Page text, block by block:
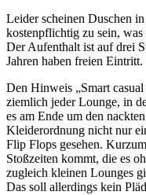
Leider scheinen Duschen
kostenpflichtig zu sein,
Der Aufenthalt ist auf drei
Jahren haben freien Eintritt.
Den Hinweis „Smart
ziemlich jeder Lounge, in
es am Ende um den
Kleiderordnung nicht nur
Flip Flops gesehen.
Stoßzeiten kommt, die es
zugleich kleinen Lounges
Das soll allerdings kein